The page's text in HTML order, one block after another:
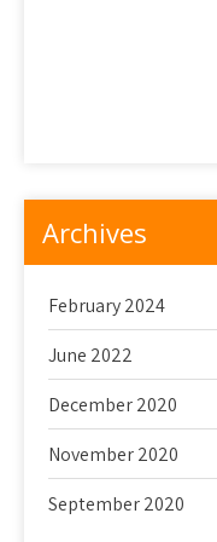
Archives
February 2024
June 2022
December 2020
November 2020
September 2020